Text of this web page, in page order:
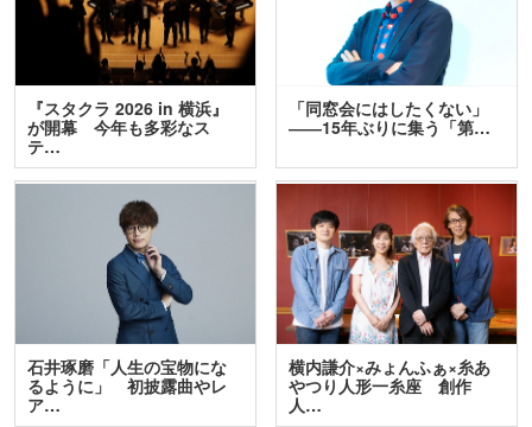
『スタクラ 2026 in 横浜』
が開幕 今年も多彩なス
テ…
「同窓会にはしたくない」
――15年ぶりに集う「第…
石井琢磨「人生の宝物にな
るように」 初披露曲やレ
ア…
横内謙介×みょんふぁ×糸あ
やつり人形一糸座 創作
人…